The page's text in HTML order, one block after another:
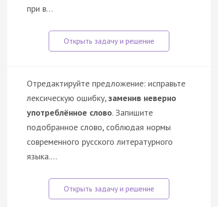
при в…
Отредактируйте предложение: исправьте
лексическую ошибку,заменив неверно
употреблённое слово. Запишите
подобранное слово, соблюдая нормы
современного русского литературного
языка.…